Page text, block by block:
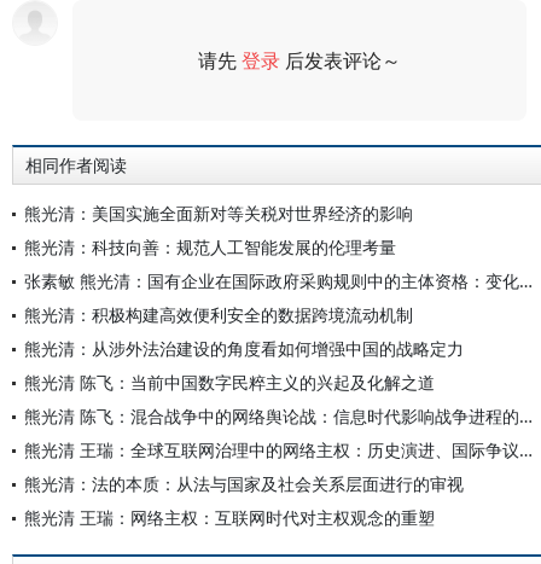
请先登录 后发表评论～
相同作者阅读
熊光清：美国实施全面新对等关税对世界经济的影响
熊光清：科技向善：规范人工智能发展的伦理考量
张素敏 熊光清：国有企业在国际政府采购规则中的主体资格：变化趋势、判断标准及中国因应
熊光清：积极构建高效便利安全的数据跨境流动机制
熊光清：从涉外法治建设的角度看如何增强中国的战略定力
熊光清 陈飞：当前中国数字民粹主义的兴起及化解之道
熊光清 陈飞：混合战争中的网络舆论战：信息时代影响战争进程的重要因素
熊光清 王瑞：全球互联网治理中的网络主权：历史演进、国际争议和中国立场
熊光清：法的本质：从法与国家及社会关系层面进行的审视
熊光清 王瑞：网络主权：互联网时代对主权观念的重塑